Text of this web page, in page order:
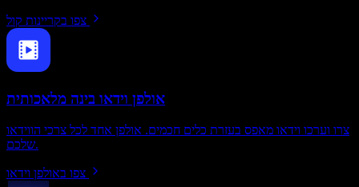
צפו בקריינות קול
אולפן וידאו בינה מלאכותית
צרו וערכו וידאו מאפס בעזרת כלים חכמים. אולפן אחד לכל צרכי הווידאו
שלכם.
צפו באולפן וידאו